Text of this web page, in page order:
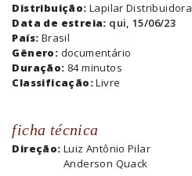
Distribuição: Lapilar Distribuidora
Data de estreia: qui, 15/06/23
País: Brasil
Gênero: documentário
Duração: 84 minutos
Classificação:Livre
ficha técnica
Direção: Luiz Antônio Pilar
Anderson Quack